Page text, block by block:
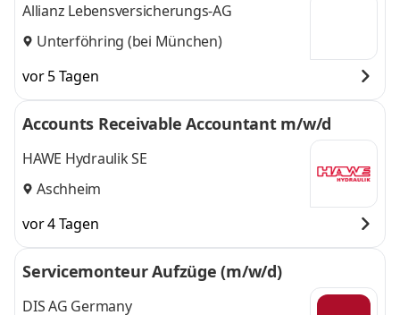
Allianz Lebensversicherungs-AG
Unterföhring (bei München)
vor 5 Tagen
Accounts Receivable Accountant m/w/d
HAWE Hydraulik SE
Aschheim
vor 4 Tagen
Servicemonteur Aufzüge (m/w/d)
DIS AG Germany